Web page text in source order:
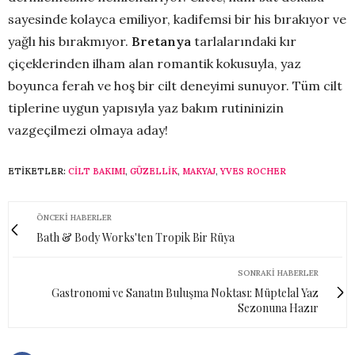
sayesinde kolayca emiliyor, kadifemsi bir his bırakıyor ve
yağlı his bırakmıyor. Bretanya tarlalarındaki kır
çiçeklerinden ilham alan romantik kokusuyla, yaz
boyunca ferah ve hoş bir cilt deneyimi sunuyor. Tüm cilt
tiplerine uygun yapısıyla yaz bakım rutininizin
vazgeçilmezi olmaya aday!
ETIKETLER: CILT BAKIMI, GÜZELLIK, MAKYAJ,YVES ROCHER
ÖNCEKI HABERLER
Bath & Body Works'ten Tropik Bir Rüya
SONRAKI HABERLER
Gastronomi ve Sanatın Buluşma Noktası: Müptelal Yaz
Sezonuna Hazır